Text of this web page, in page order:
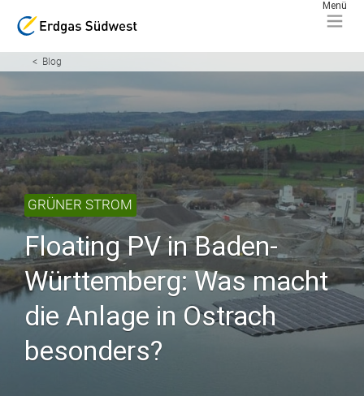
Blog
GRÜNER STROM
Floating PV in Baden-
Württemberg: Was macht
die Anlage in Ostrach
besonders?